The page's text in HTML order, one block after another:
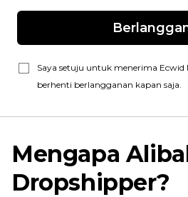
Saya setuju untuk menerima Ecwid
berhenti berlangganan kapan saja.
Mengapa
Dropshipper?